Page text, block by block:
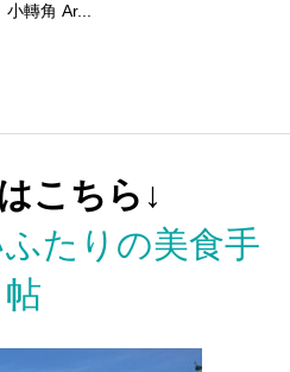
小轉角 Ar...
こちら↓
たりの美食手
帖